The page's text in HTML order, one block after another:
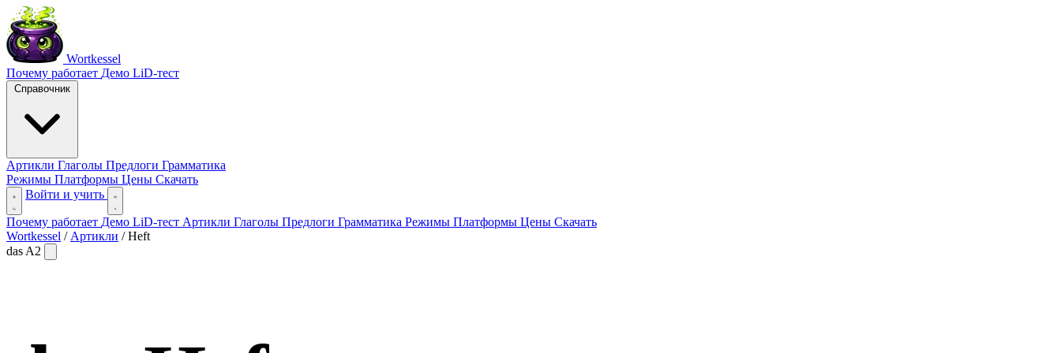
Wortkessel
Почему работает Демо LiD-тест
Справочник
Артикли Глаголы Предлоги Грамматика
Режимы Платформы Цены Скачать
Войти и учить
Почему работает Демо LiD-тест Артикли Глаголы Предлоги Грамматика Режимы Платформы Цены Скачать
Wortkessel / Артикли / Heft
das A2